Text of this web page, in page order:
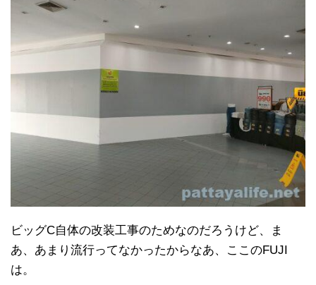
ビッグC自体の改装工事のためなのだろうけど、ま
あ、あまり流行ってなかったからなあ、ここのFUJI
は。